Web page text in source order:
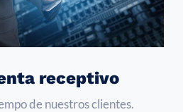
receptivo
de nuestros clientes.